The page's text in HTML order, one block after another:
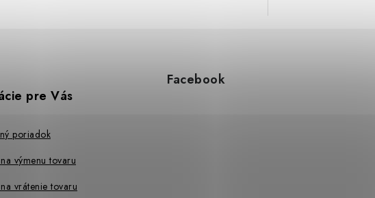
pre Vás
poriadok
výmenu tovaru
vrátenie tovaru
Facebook